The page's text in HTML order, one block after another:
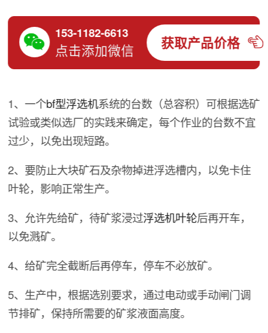
153-1182-6613
点击添加微信 获取产品价格
1、一个bf型浮选机系统的台数（总容积）可根据选矿
试验或类似选厂的实践来确定，每个作业的台数不宜
过少，以免出现短路。
2、要防止大块矿石及杂物掉进浮选槽内，以免卡住
叶轮，影响正常生产。
3、允许先给矿，待矿浆浸过浮选机叶轮后再开车，
以免溅矿。
4、给矿完全截断后再停车，停车不必放矿。
5、生产中，根据选别要求，通过电动或手动闸门调
节排矿，保持所需要的矿浆液面高度。